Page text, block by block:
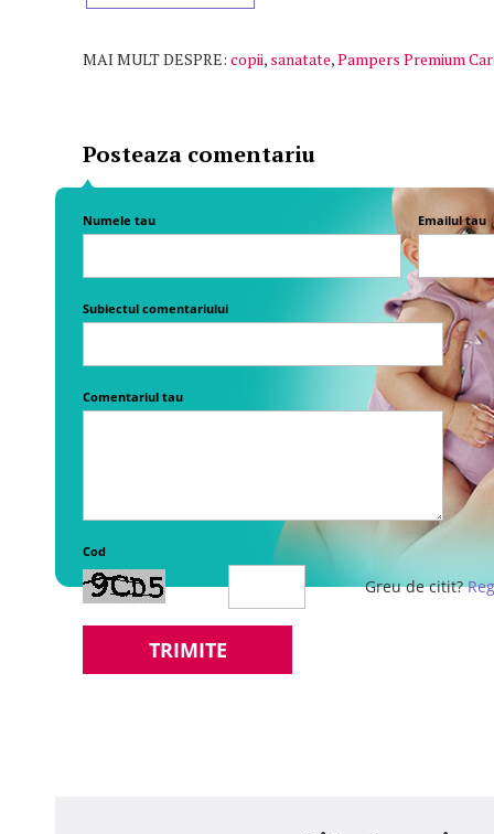
MAI MULT DESPRE: copii, sanatate,Pampers Premium
Posteaza comentariu
Numele tau Emailul tau
Subiectul comentariului
Comentariul tau
Cod
Greu de citit?
TRIMITE